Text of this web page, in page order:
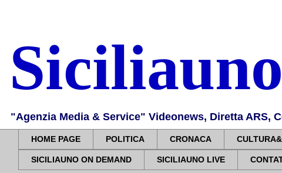
"Agenzia Media & Service" Videonews, Diretta
HOME PAGE POLITICA CRONACA
SICILIAUNO ON DEMAND SICILIAUNO LIVE